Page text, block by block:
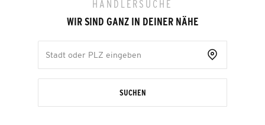
HÄNDLERSUCHE
WIR SIND GANZ IN DEINER NÄHE
SUCHEN